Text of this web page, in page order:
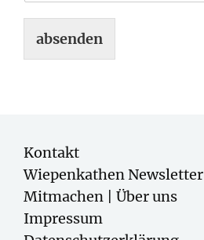
absenden
Kontakt
Wiepenkathen Newsletter
Mitmachen | Über uns
Impressum